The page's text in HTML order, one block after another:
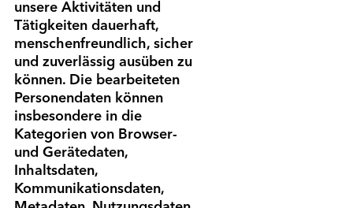
unsere Aktivitäten und
Tätig­keiten dauerhaft,
menschen­freundlich, sicher
und zuverlässig ausüben zu
können. Die bearbeiteten
Personen­daten können
insbesondere in die
Kategorien von Browser-
und Gerätedaten,
Inhaltsdaten,
Kommunikations­daten,